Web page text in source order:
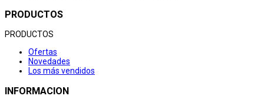
PRODUCTOS
PRODUCTOS
Ofertas
Novedades
Los más vendidos
INFORMACION